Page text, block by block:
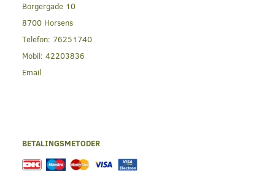
Borgergade 10
8700 Horsens
Telefon: 76251740
Mobil: 42203836
Email
BETALINGSMETODER